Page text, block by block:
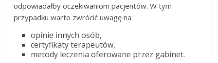
odpowiadałby oczekiwaniom pacjentów. W tym
przypadku warto zwrócić uwagę na:
opinie innych osób,
certyfikaty terapeutów,
metody leczenia oferowane przez gabinet.